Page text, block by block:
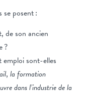
posent :
de son ancien
?
emploi sont-elles
, la formation
dans l’industrie de la